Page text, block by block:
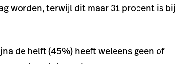
worden, terwijl dit maar 31 procent is bij
de helft (45%) heeft weleens geen of